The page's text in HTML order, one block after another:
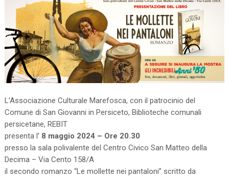
L’Associazione Culturale Marefosca, con il patrocinio del
Comune di San Giovanni in Persiceto, Biblioteche comunali
persicetane, REBIT
presenta l’ 8 maggio 2024 – Ore 20.30
presso la sala polivalente del Centro Civico San Matteo della
Decima – Via Cento 158/A
il secondo romanzo “Le mollette nei pantaloni” scritto da